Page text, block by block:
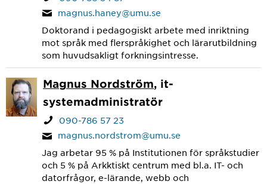
magnus.haney@umu.se
Doktorand i pedagogiskt arbete med inriktning
mot språk med flerspråkighet och lärarutbildning
som huvudsakligt forkningsintresse.
Magnus Nordström, it-
systemadministratör
090-786 57 23
magnus.nordstrom@umu.se
Jag arbetar 95 % på Institutionen för språkstudier
och 5 % på Arkktiskt centrum med bl.a. IT- och
datorfrågor, e-lärande, webb och